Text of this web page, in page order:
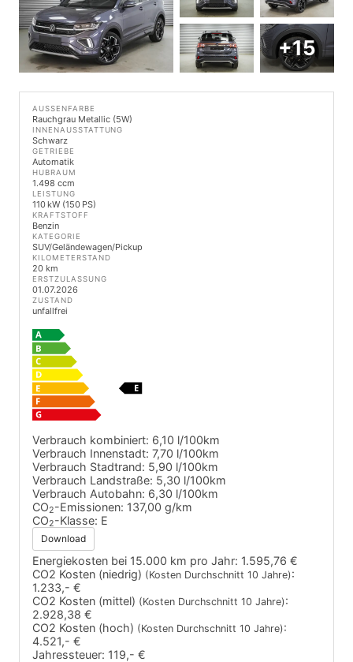
+15
AUSSENFARBE
Rauchgrau Metallic (5W)
INNENAUSSTATTUNG
Schwarz
GETRIEBE
Automatik
HUBRAUM
1.498 ccm
LEISTUNG
110 kW (150 PS)
KRAFTSTOFF
Benzin
KATEGORIE
SUV/Geländewagen/Pickup
KILOMETERSTAND
20 km
ERSTZULASSUNG
01.07.2026
ZUSTAND
unfallfrei
Verbrauch kombiniert: 6,10 l/100km
Verbrauch Innenstadt: 7,70 l/100km
Verbrauch Stadtrand: 5,90 l/100km
Verbrauch Landstraße: 5,30 l/100km
Verbrauch Autobahn: 6,30 l/100km
CO2-Emissionen: 137,00 g/km
CO2-Klasse: E
Download
Energiekosten bei 15.000 km pro Jahr: 1.595,76 €
CO2 Kosten (niedrig) (Kosten Durchschnitt 10 Jahre):
1.233,- €
CO2 Kosten (mittel) (Kosten Durchschnitt 10 Jahre):
2.928,38 €
CO2 Kosten (hoch) (Kosten Durchschnitt 10 Jahre):
4.521,- €
Jahressteuer: 119,- €